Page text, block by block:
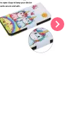
chevron_right